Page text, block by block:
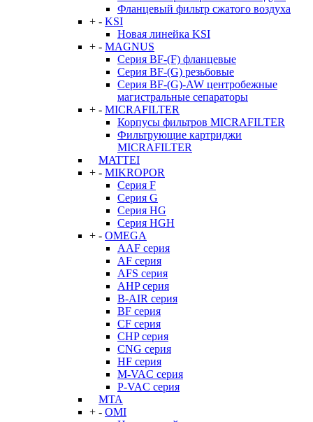
Фланцевый фильтр сжатого воздуха
+ - KSI
Новая линейка KSI
+ - MAGNUS
Серия BF-(F) фланцевые
Серия BF-(G) резьбовые
Серия BF-(G)-AW центробежные
магистральные сепараторы
+ - MICRAFILTER
Корпусы фильтров MICRAFILTER
Фильтрующие картриджи
MICRAFILTER
MATTEI
+ - MIKROPOR
Серия F
Серия G
Серия HG
Серия HGH
+ - OMEGA
AAF серия
AF серия
AFS серия
AHP серия
B-AIR серия
BF серия
CF серия
CHP серия
CNG серия
HF серия
M-VAC серия
P-VAC серия
MTA
+ - OMI